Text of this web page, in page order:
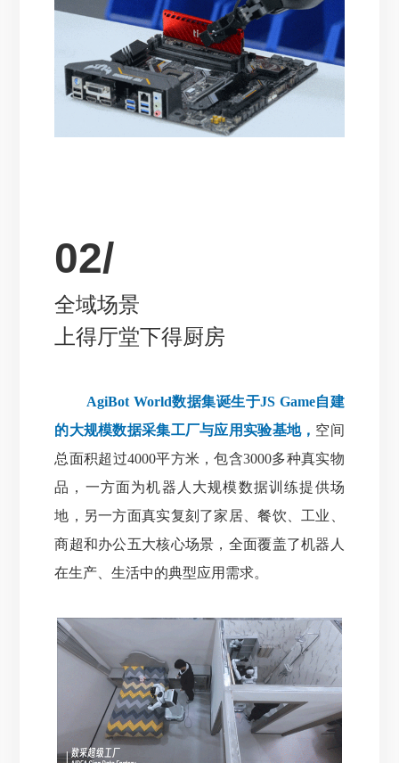
02/
全域场景
上得厅堂下得厨房
AgiBot World数据集诞生于JS Game自建
的大规模数据采集工厂与应用实验基地， 空间
总面积超过4000平方米，包含3000多种真实物
品，一方面为机器人大规模数据训练提供场
地 ， 另一方面真实复刻了家居、餐饮、工业、
商超和办公五大核心场景，全面覆盖了机器人
在生产、生活中的典型应用需求。